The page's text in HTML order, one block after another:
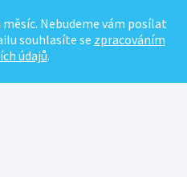
Nebudeme vám posílat
souhlasíte se zpracováním
údajů.